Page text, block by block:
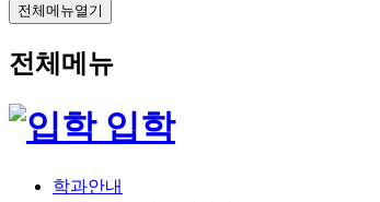
전체메뉴열기
전체메뉴
입학
학과안내